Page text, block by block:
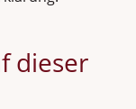
dieser